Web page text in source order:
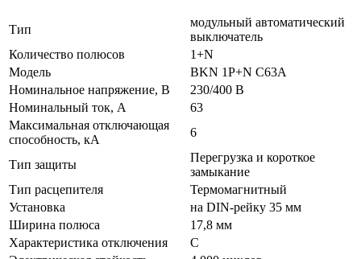
Тип
модульный автоматический
выключатель
Количество полюсов
1+N
Модель
BKN 1P+N C63A
Номинальное напряжение, В
230/400 В
Номинальный ток, А
63
Максимальная отключающая
способность, кА
6
Тип защиты
Перегрузка и короткое
замыкание
Тип расцепителя
Термомагнитный
Установка
на DIN-рейку 35 мм
Ширина полюса
17,8 мм
Характеристика отключения
C